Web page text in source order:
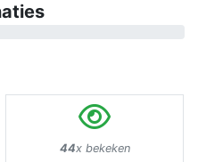
44x bekeken